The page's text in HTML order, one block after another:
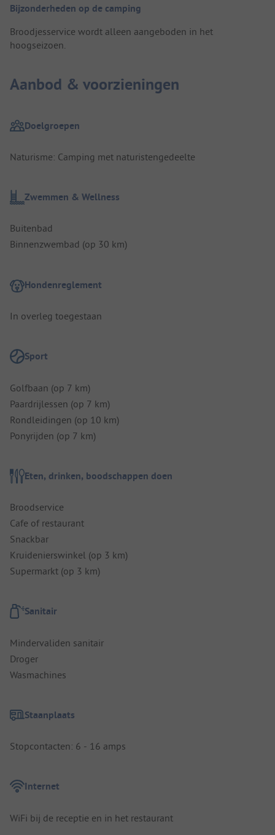
Bijzonderheden op de camping
Broodjesservice wordt alleen aangeboden in het
hoogseizoen.
Aanbod & voorzieningen
Doelgroepen
Naturisme: Camping met naturistengedeelte
Zwemmen & Wellness
Buitenbad
Binnenzwembad (op 30 km)
Hondenreglement
In overleg toegestaan
Sport
Golfbaan (op 7 km)
Paardrijlessen (op 7 km)
Rondleidingen (op 10 km)
Ponyrijden (op 7 km)
Eten, drinken, boodschappen doen
Broodservice
Cafe of restaurant
Snackbar
Kruidenierswinkel (op 3 km)
Supermarkt (op 3 km)
Sanitair
Mindervaliden sanitair
Droger
Wasmachines
Staanplaats
Stopcontacten: 6 - 16 amps
Internet
WiFi bij de receptie en in het restaurant